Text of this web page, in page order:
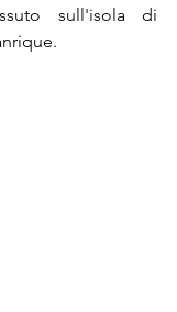
sull'isola di